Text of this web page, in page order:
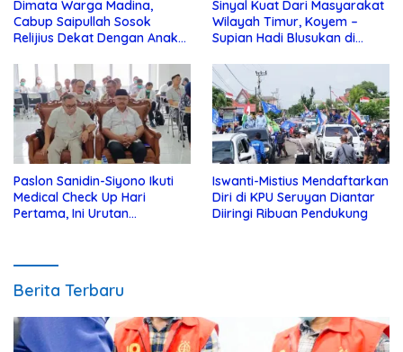
Dimata Warga Madina,
Cabup Saipullah Sosok
Relijius Dekat Dengan Anak
Sinyal Kuat Dari Masyarakat
Wilayah Timur, Koyem –
Supian Hadi Blusukan di
Paslon Sanidin-Siyono Ikuti
Medical Check Up Hari
Pertama, Ini Urutan
Iswanti-Mistius Mendaftarkan
Diri di KPU Seruyan Diantar
Diiringi Ribuan Pendukung
Berita Terbaru